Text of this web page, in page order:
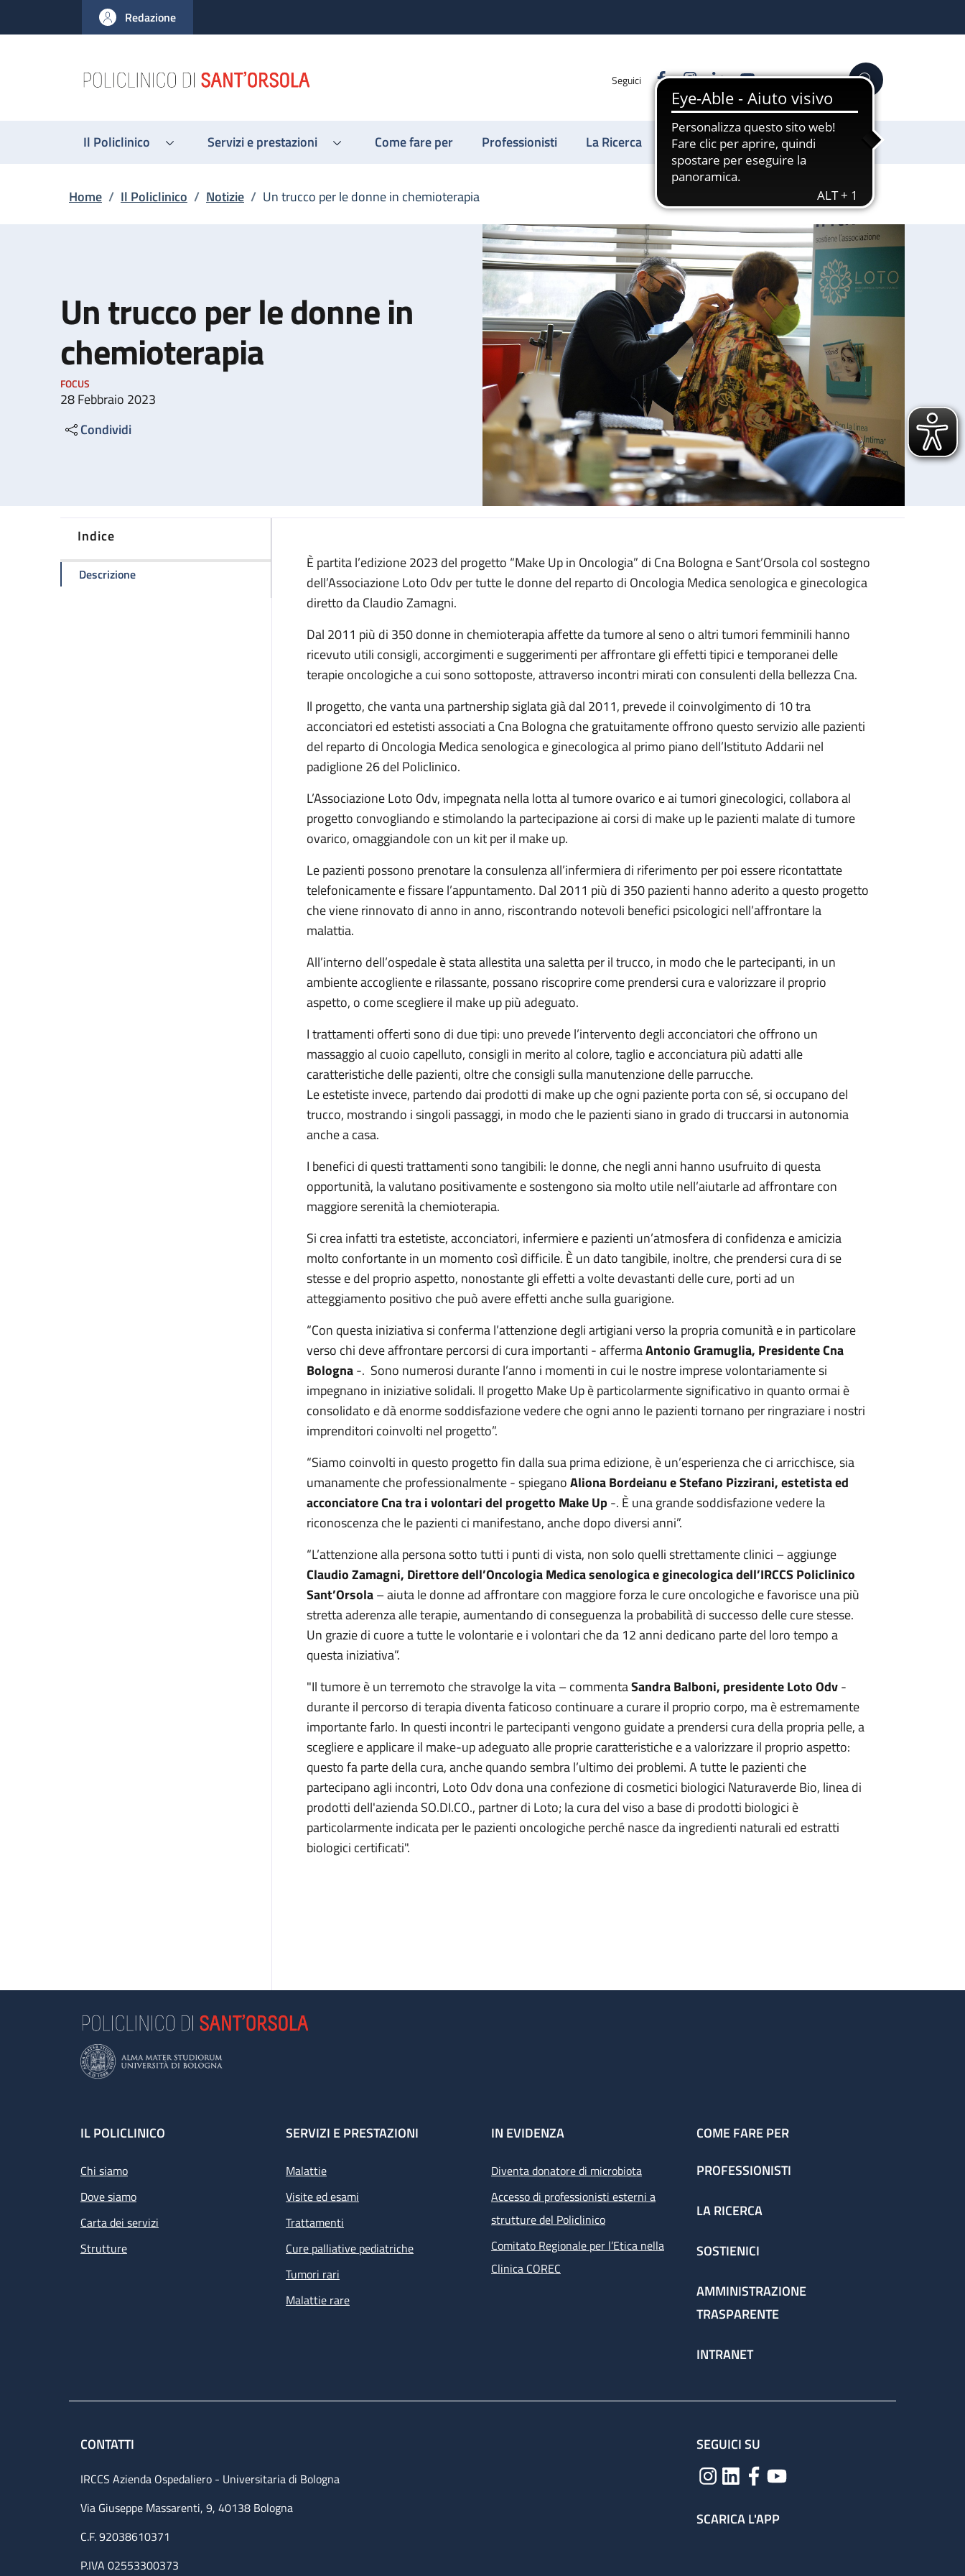
al contenuto principale
to footer content
Redazione
Seguici FacebookInstagram
LinkedinYouTube Cerca
Il Policlinico Servizi e prestazioni Come fare per Professionisti La Ricerca Sostienici
Briciole di pane
Home / Il Policlinico / Notizie / Un trucco per le donne in chemioterapia
Un trucco per le donne in
chemioterapia
FOCUS
28 Febbraio 2023
Condividi
Indice
Descrizionedella pagina Un trucco per le donne in chemioterapia
È partita l’edizione 2023 del progetto “Make Up in Oncologia” di Cna Bologna e Sant’Orsola col sostegno
dell’Associazione Loto Odv per tutte le donne del reparto di Oncologia Medica senologica e ginecologica
diretto da Claudio Zamagni.
Dal 2011 più di 350 donne in chemioterapia affette da tumore al seno o altri tumori femminili hanno
ricevuto utili consigli, accorgimenti e suggerimenti per affrontare gli effetti tipici e temporanei delle
terapie oncologiche a cui sono sottoposte, attraverso incontri mirati con consulenti della bellezza Cna.
Il progetto, che vanta una partnership siglata già dal 2011, prevede il coinvolgimento di 10 tra
acconciatori ed estetisti associati a Cna Bologna che gratuitamente offrono questo servizio alle pazienti
del reparto di Oncologia Medica senologica e ginecologica al primo piano dell’Istituto Addarii nel
padiglione 26 del Policlinico.
L’Associazione Loto Odv, impegnata nella lotta al tumore ovarico e ai tumori ginecologici, collabora al
progetto convogliando e stimolando la partecipazione ai corsi di make up le pazienti malate di tumore
ovarico, omaggiandole con un kit per il make up.
Le pazienti possono prenotare la consulenza all’infermiera di riferimento per poi essere ricontattate
telefonicamente e fissare l’appuntamento. Dal 2011 più di 350 pazienti hanno aderito a questo progetto
che viene rinnovato di anno in anno, riscontrando notevoli benefici psicologici nell’affrontare la
malattia.
All’interno dell’ospedale è stata allestita una saletta per il trucco, in modo che le partecipanti, in un
ambiente accogliente e rilassante, possano riscoprire come prendersi cura e valorizzare il proprio
aspetto, o come scegliere il make up più adeguato.
I trattamenti offerti sono di due tipi: uno prevede l’intervento degli acconciatori che offrono un
massaggio al cuoio capelluto, consigli in merito al colore, taglio e acconciatura più adatti alle
caratteristiche delle pazienti, oltre che consigli sulla manutenzione delle parrucche.
Le estetiste invece, partendo dai prodotti di make up che ogni paziente porta con sé, si occupano del
trucco, mostrando i singoli passaggi, in modo che le pazienti siano in grado di truccarsi in autonomia
anche a casa.
I benefici di questi trattamenti sono tangibili: le donne, che negli anni hanno usufruito di questa
opportunità, la valutano positivamente e sostengono sia molto utile nell’aiutarle ad affrontare con
maggiore serenità la chemioterapia.
Si crea infatti tra estetiste, acconciatori, infermiere e pazienti un’atmosfera di confidenza e amicizia
molto confortante in un momento così difficile. È un dato tangibile, inoltre, che prendersi cura di se
stesse e del proprio aspetto, nonostante gli effetti a volte devastanti delle cure, porti ad un
atteggiamento positivo che può avere effetti anche sulla guarigione.
“Con questa iniziativa si conferma l’attenzione degli artigiani verso la propria comunità e in particolare
verso chi deve affrontare percorsi di cura importanti - affermaAntonio Gramuglia, Presidente Cna
Bologna-. Sono numerosi durante l’anno i momenti in cui le nostre imprese volontariamente si
impegnano in iniziative solidali. Il progetto Make Up è particolarmente significativo in quanto ormai è
consolidato e dà enorme soddisfazione vedere che ogni anno le pazienti tornano per ringraziare i nostri
imprenditori coinvolti nel progetto”.
“Siamo coinvolti in questo progetto fin dalla sua prima edizione, è un’esperienza che ci arricchisce, sia
umanamente che professionalmente - spieganoAliona Bordeianu e Stefano Pizzirani, estetista ed
acconciatore Cna tra i volontari del progetto Make Up -. È una grande soddisfazione vedere la
riconoscenza che le pazienti ci manifestano, anche dopo diversi anni”.
“L’attenzione alla persona sotto tutti i punti di vista, non solo quelli strettamente clinici – aggiunge
Claudio Zamagni, Direttore dell’Oncologia Medica senologica e ginecologica dell’IRCCS Policlinico
Sant’Orsola– aiuta le donne ad affrontare con maggiore forza le cure oncologiche e favorisce una più
stretta aderenza alle terapie, aumentando di conseguenza la probabilità di successo delle cure stesse.
Un grazie di cuore a tutte le volontarie e i volontari che da 12 anni dedicano parte del loro tempo a
questa iniziativa”.
"Il tumore è un terremoto che stravolge la vita – commentaSandra Balboni, presidente Loto Odv-
durante il percorso di terapia diventa faticoso continuare a curare il proprio corpo, ma è estremamente
importante farlo. In questi incontri le partecipanti vengono guidate a prendersi cura della propria pelle, a
scegliere e applicare il make-up adeguato alle proprie caratteristiche e a valorizzare il proprio aspetto:
questo fa parte della cura, anche quando sembra l’ultimo dei problemi. A tutte le pazienti che
partecipano agli incontri, Loto Odv dona una confezione di cosmetici biologici Naturaverde Bio, linea di
prodotti dell'azienda SO.DI.CO., partner di Loto; la cura del viso a base di prodotti biologici è
particolarmente indicata per le pazienti oncologiche perché nasce da ingredienti naturali ed estratti
biologici certificati".
Footer
IL POLICLINICO
Chi siamo
Dove siamo
Carta dei servizi
Strutture
SERVIZI E PRESTAZIONI
Malattie
Visite ed esami
Trattamenti
Cure palliative pediatriche
Tumori rari
Malattie rare
IN EVIDENZA
Diventa donatore di microbiota
Accesso di professionisti esterni a
strutture del Policlinico
Comitato Regionale per l’Etica nella
Clinica COREC
COME FARE PER
PROFESSIONISTI
LA RICERCA
SOSTIENICI
AMMINISTRAZIONE
TRASPARENTE
INTRANET
CONTATTI
IRCCS Azienda Ospedaliero - Universitaria di Bologna
Via Giuseppe Massarenti, 9, 40138 Bologna
C.F. 92038610371
P.IVA 02553300373
SEGUICI SU
SCARICA L'APP